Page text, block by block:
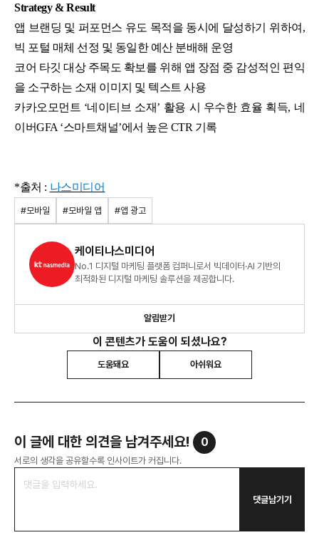
Strategy & Result
앱 브랜딩 및 퍼포먼스 유도 목적을 동시에 달성하기 위하여,
빅 포털 매체 선정 및 동일한 예산 분배해 운영
코어 타깃 대상 주목도 확보를 위해 앱 장점 중 감성적인 편익
을 소구하는 소재 이미지 및 텍스트 사용
카카오모먼트 ‘네이티브 소재’ 활용 시 우수한 효율 획득, 네
이버GFA ‘스마트채널’에서 높은 CTR 기록
*출처 : 나스미디어
#모바일 #모바일 앱 #앱 광고
케이티나스미디어
No.1 디지털 마케팅 플랫폼 컴퍼니로서 빅데이터·AI 기반의
최적화된 디지털 마케팅 솔루션을 제공합니다.
알림받기
이 콘텐츠가 도움이 되셨나요?
도움돼요 아쉬워요
이 글에 대한 의견을 남겨주세요! 0
서로의 생각을 공유할수록 인사이트가 커집니다.
댓글남기기